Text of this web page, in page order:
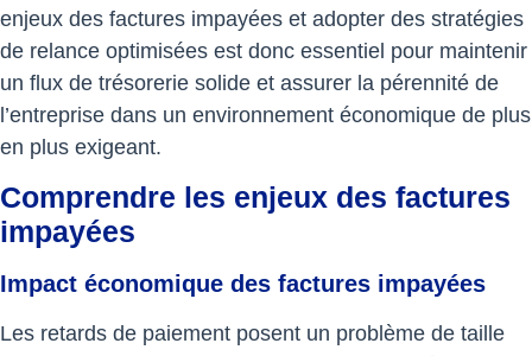
enjeux des factures impayées et adopter des stratégies
de relance optimisées est donc essentiel pour maintenir
un flux de trésorerie solide et assurer la pérennité de
l’entreprise dans un environnement économique de plus
en plus exigeant.
Comprendre les enjeux des factures
impayées
Impact économique des factures impayées
Les retards de paiement posent un problème de taille